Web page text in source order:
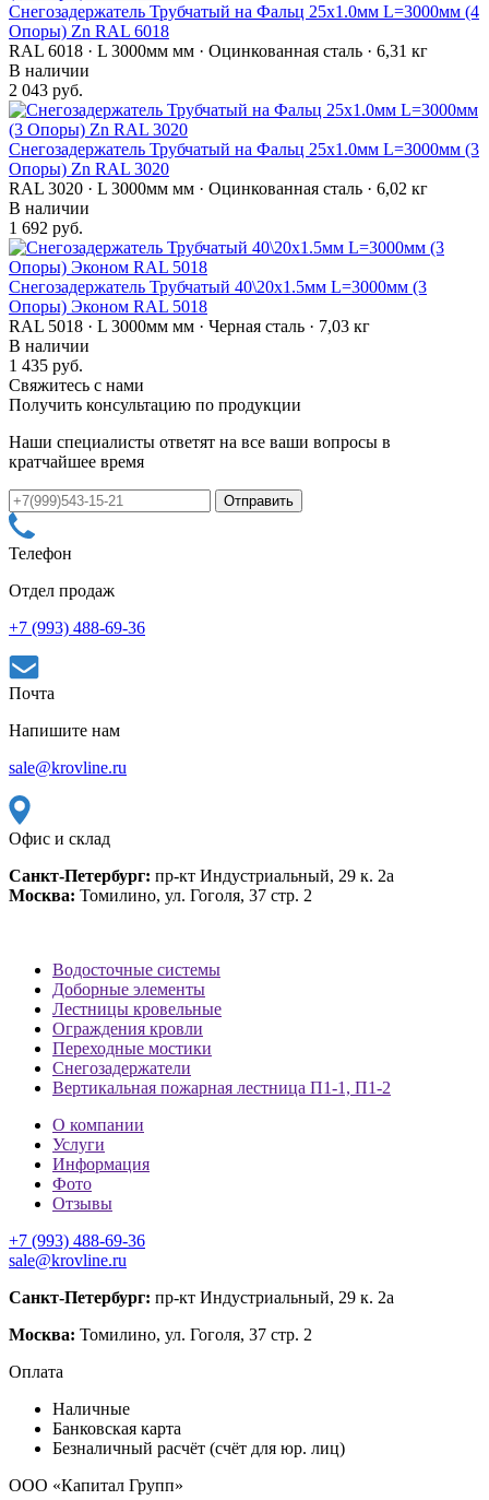
Снегозадержатель Трубчатый на Фальц 25х1.0мм L=3000мм (4
Опоры) Zn RAL 6018
RAL 6018 · L 3000мм мм · Оцинкованная сталь · 6,31 кг
В наличии
2 043 руб.
Снегозадержатель Трубчатый на Фальц 25х1.0мм L=3000мм (3
Опоры) Zn RAL 3020
RAL 3020 · L 3000мм мм · Оцинкованная сталь · 6,02 кг
В наличии
1 692 руб.
Снегозадержатель Трубчатый 40\20х1.5мм L=3000мм (3
Опоры) Эконом RAL 5018
RAL 5018 · L 3000мм мм · Черная сталь · 7,03 кг
В наличии
1 435 руб.
Свяжитесь с нами
Получить консультацию по продукции
Наши специалисты ответят на все ваши вопросы в
кратчайшее время
Телефон
Отдел продаж
+7 (993) 488-69-36
Почта
Напишите нам
sale@krovline.ru
Офис и склад
Санкт-Петербург: пр-кт Индустриальный, 29 к. 2а
Москва: Томилино, ул. Гоголя, 37 стр. 2
Водосточные системы
Доборные элементы
Лестницы кровельные
Ограждения кровли
Переходные мостики
Снегозадержатели
Вертикальная пожарная лестница П1-1, П1-2
О компании
Услуги
Информация
Фото
Отзывы
+7 (993) 488-69-36
sale@krovline.ru
Санкт-Петербург: пр-кт Индустриальный, 29 к. 2а
Москва: Томилино, ул. Гоголя, 37 стр. 2
Оплата
Наличные
Банковская карта
Безналичный расчёт (счёт для юр. лиц)
ООО «Капитал Групп»